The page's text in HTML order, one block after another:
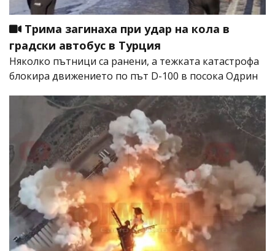
Трима загинаха при удар на кола в
градски автобус в Турция
Няколко пътници са ранени, а тежката катастрофа
блокира движението по път D-100 в посока Одрин